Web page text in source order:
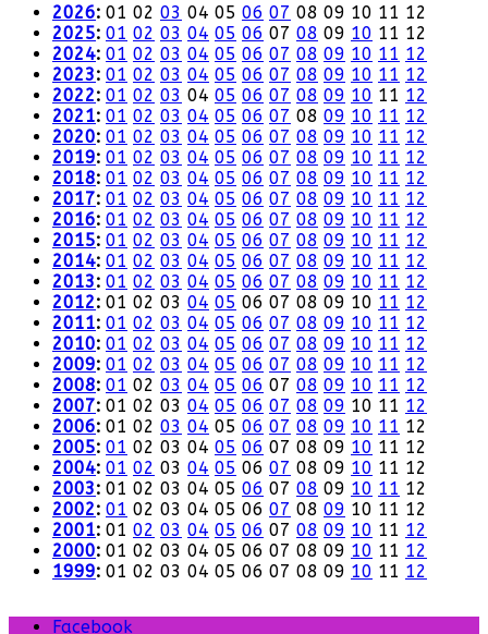
2026: 01 02 03 04 05 06 07 08 09 10 11 12
2025: 01 02 03 04 05 06 07 08 09 10 11 12
2024: 01 02 03 04 05 06 07 08 09 10 11 12
2023: 01 02 03 04 05 06 07 08 09 10 11 12
2022: 01 02 03 04 05 06 07 08 09 10 11 12
2021: 01 02 03 04 05 06 07 08 09 10 11 12
2020: 01 02 03 04 05 06 07 08 09 10 11 12
2019: 01 02 03 04 05 06 07 08 09 10 11 12
2018: 01 02 03 04 05 06 07 08 09 10 11 12
2017: 01 02 03 04 05 06 07 08 09 10 11 12
2016: 01 02 03 04 05 06 07 08 09 10 11 12
2015: 01 02 03 04 05 06 07 08 09 10 11 12
2014: 01 02 03 04 05 06 07 08 09 10 11 12
2013: 01 02 03 04 05 06 07 08 09 10 11 12
2012: 01 02 03 04 05 06 07 08 09 10 11 12
2011: 01 02 03 04 05 06 07 08 09 10 11 12
2010: 01 02 03 04 05 06 07 08 09 10 11 12
2009: 01 02 03 04 05 06 07 08 09 10 11 12
2008: 01 02 03 04 05 06 07 08 09 10 11 12
2007: 01 02 03 04 05 06 07 08 09 10 11 12
2006: 01 02 03 04 05 06 07 08 09 10 11 12
2005: 01 02 03 04 05 06 07 08 09 10 11 12
2004: 01 02 03 04 05 06 07 08 09 10 11 12
2003: 01 02 03 04 05 06 07 08 09 10 11 12
2002: 01 02 03 04 05 06 07 08 09 10 11 12
2001: 01 02 03 04 05 06 07 08 09 10 11 12
2000: 01 02 03 04 05 06 07 08 09 10 11 12
1999: 01 02 03 04 05 06 07 08 09 10 11 12
Facebook